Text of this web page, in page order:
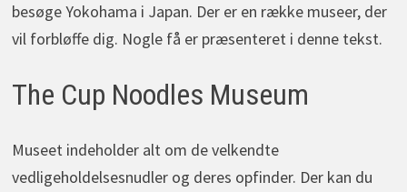
besøge Yokohama i Japan. Der er en række museer, der
vil forbløffe dig. Nogle få er præsenteret i denne tekst.
The Cup Noodles Museum
Museet indeholder alt om de velkendte
vedligeholdelsesnudler og deres opfinder. Der kan du